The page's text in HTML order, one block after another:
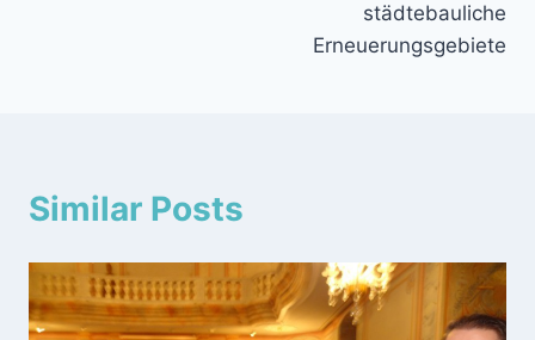
städtebauliche
Erneuerungsgebiete
Similar Posts